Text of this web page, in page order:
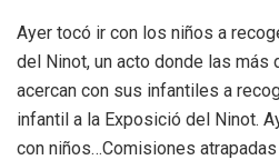
Ayer tocó ir con los niños a
del Ninot, un acto donde las
acercan con sus infantiles a
infantil a la Exposició del Ninot.
con niños…Comisiones